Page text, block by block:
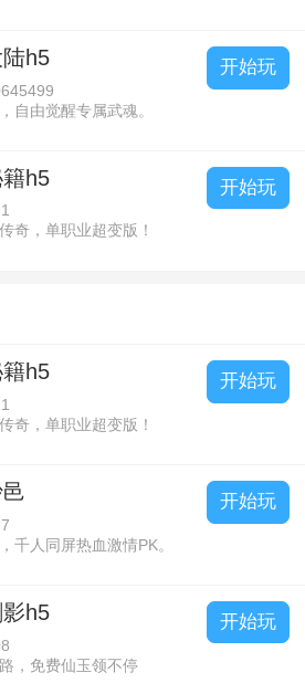
h5
自由觉醒专属武魂。
开始玩
h5
奇，单职业超变版！
开始玩
h5
奇，单职业超变版！
开始玩
千人同屏热血激情PK。
开始玩
h5
，免费仙玉领不停
开始玩